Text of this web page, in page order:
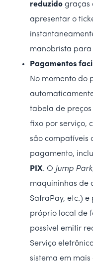
reduzido graças
apresentar o
manobrista para
Pagamentos
No momento do
tabela de
fixo por serviço,
são compatíveis
pagamento,
PIX. O Jump Park
maquininhas de
SafraPay, etc.)
próprio local de
possível emitir
Serviço
sistema em